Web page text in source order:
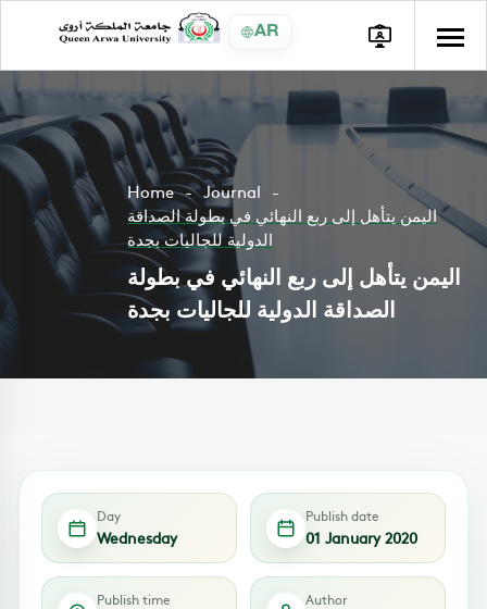
AR
Home
Journal
اليمن يتأهل إلى ربع النهائي في بطولة الصداقة
الدولية للجاليات بجدة
اليمن يتأهل إلى ربع النهائي في بطولة
الصداقة الدولية للجاليات بجدة
Day
Wednesday
Publish date
01 January 2020
Publish time Author